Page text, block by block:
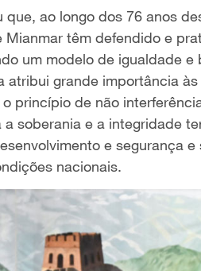
que, ao longo dos 76 anos
Mianmar têm defendido e
um modelo de igualdade
atribui grande importância
princípio de não
soberania e a integridade
e segurança
nacionais.